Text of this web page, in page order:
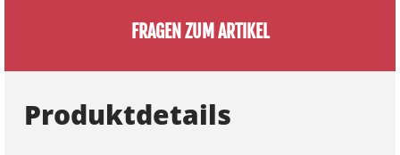
FRAGEN ZUM ARTIKEL
Produktdetails